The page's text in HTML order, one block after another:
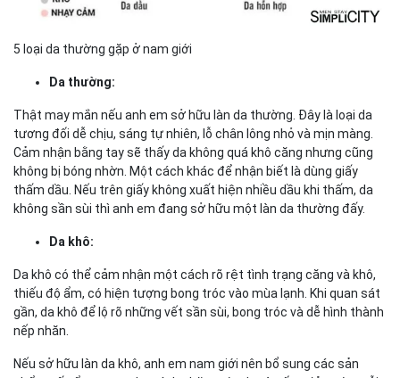
5 loại da thường gặp ở nam giới
Da thường:
Thật may mắn nếu anh em sở hữu làn da thường. Đây là loại da
tương đối dễ chịu, sáng tự nhiên, lỗ chân lông nhỏ và mịn màng.
Cảm nhận bằng tay sẽ thấy da không quá khô căng nhưng cũng
không bị bóng nhờn. Một cách khác để nhận biết là dùng giấy
thấm dầu. Nếu trên giấy không xuất hiện nhiều dầu khi thấm, da
không sần sùi thì anh em đang sở hữu một làn da thường đấy.
Da khô:
Da khô có thể cảm nhận một cách rõ rệt tình trạng căng và khô,
thiếu độ ẩm, có hiện tượng bong tróc vào mùa lạnh. Khi quan sát
gần, da khô để lộ rõ những vết sần sùi, bong tróc và dễ hình thành
nếp nhăn.
Nếu sở hữu làn da khô, anh em nam giới nên bổ sung các sản